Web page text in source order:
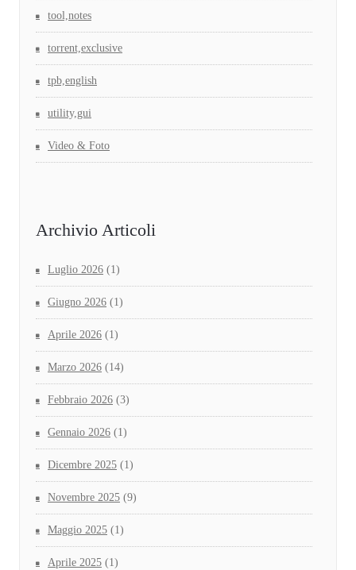
tool,notes
torrent,exclusive
tpb,english
utility,gui
Video & Foto
Archivio Articoli
Luglio 2026 (1)
Giugno 2026 (1)
Aprile 2026 (1)
Marzo 2026 (14)
Febbraio 2026 (3)
Gennaio 2026 (1)
Dicembre 2025 (1)
Novembre 2025 (9)
Maggio 2025 (1)
Aprile 2025 (1)